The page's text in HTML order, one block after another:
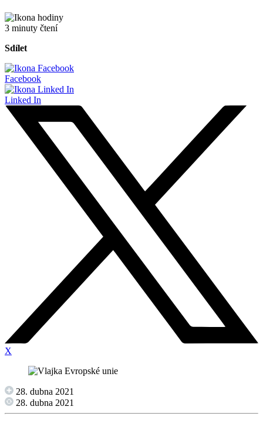
3 minuty čtení
Sdílet
Facebook
Linked In
X
28. dubna 2021
28. dubna 2021